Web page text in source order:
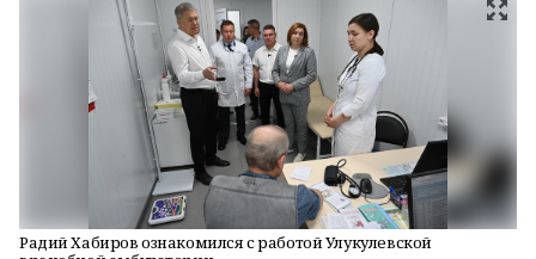
Радий Хабиров ознакомился с работой Улукулевской